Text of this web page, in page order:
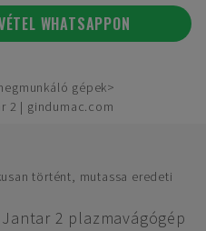
WHATSAPPON
gépek
2 | gindumac.com
történt, mutassa eredeti
Jantar 2 plazmavágógép